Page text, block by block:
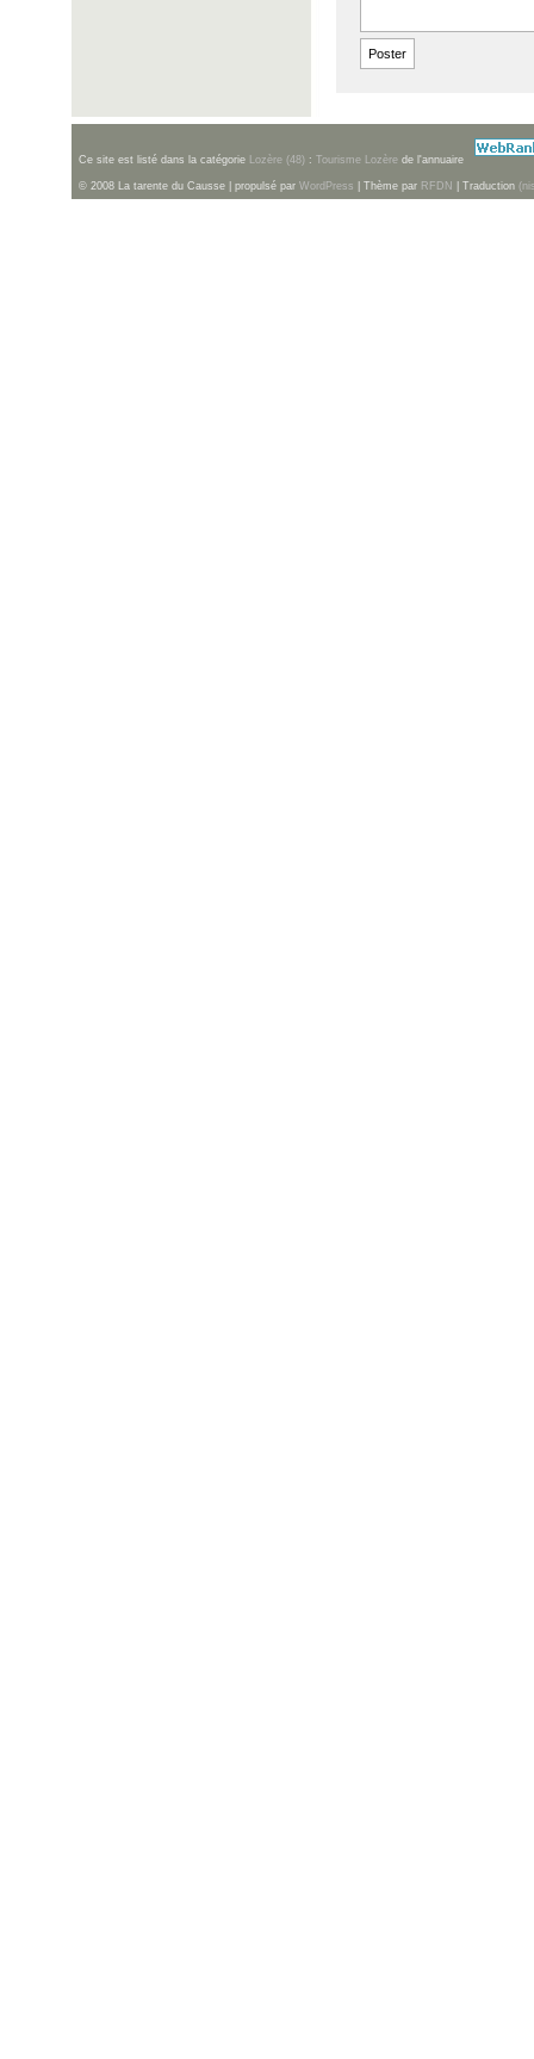
Ce site est listé dans la catégorie Lozère (48) : Tourisme Lozère de l'annuaire
© 2008 La tarente du Causse | propulsé par WordPress | Thème par RFDN | Traduction